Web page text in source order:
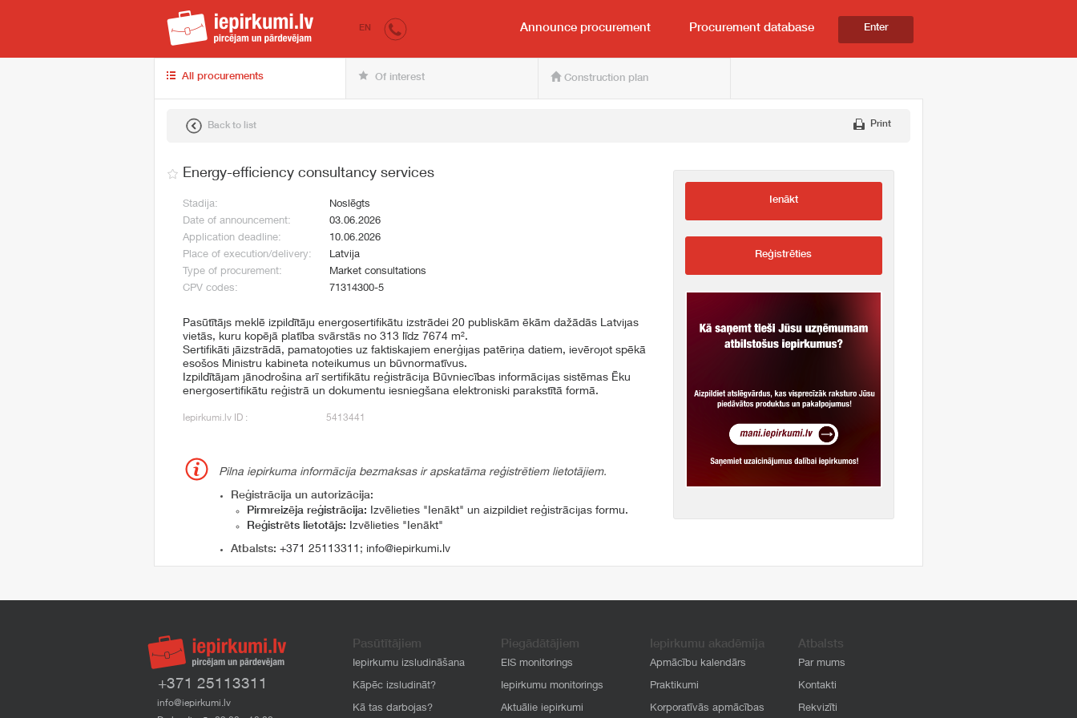
iepirkumi.lv for the buyer and seller
EN Announce procurement Procurement database Enter
All procurements Of interest Construction plan
Back to list Print
Energy-efficiency consultancy services
Stadija:
Noslēgts
Date of announcement:
03.06.2026
Application deadline:
10.06.2026
Place of execution/delivery:
Latvija
Type of procurement:
Market consultations
CPV codes:
71314300-5
Pasūtītājs meklē izpildītāju energosertifikātu izstrādei 20 publiskām ēkām dažādās Latvijas
vietās, kuru kopējā platība svārstās no 313 līdz 7674 m².
Sertifikāti jāizstrādā, pamatojoties uz faktiskajiem enerģijas patēriņa datiem, ievērojot spēkā
esošos Ministru kabineta noteikumus un būvnormatīvus.
Izpildītājam jānodrošina arī sertifikātu reģistrācija Būvniecības informācijas sistēmas Ēku
energosertifikātu reģistrā un dokumentu iesniegšana elektroniski parakstītā formā.
Iepirkumi.lv ID : 5413441
Pilna iepirkuma informācija bezmaksas ir apskatāma reģistrētiem lietotājiem.
Reģistrācija un autorizācija:
Pirmreizēja reģistrācija: Izvēlieties "Ienākt" un aizpildiet reģistrācijas formu.
Reģistrēts lietotājs: Izvēlieties "Ienākt"
Atbalsts: +371 25113311 ; info@iepirkumi.lv
Ienākt
Reģistrēties
+371 25113311
info@iepirkumi.lv
Pasūtītājiem
Iepirkumu izsludināšana
Kāpēc izsludināt?
Kā tas darbojas?
Piegādātājiem
EIS monitorings
Iepirkumu monitorings
Aktuālie iepirkumi
Iepirkumu akadēmija
Apmācību kalendārs
Praktikumi
Korporatīvās apmācības
Atbalsts
Par mums
Kontakti
Rekvizīti